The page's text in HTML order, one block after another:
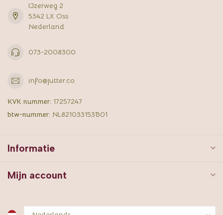
IJzerweg 2
5342 LX Oss
Nederland
073-2008300
info@jutter.co
KVK nummer: 17257247
btw-nummer: NL821033153B01
Informatie
Mijn account